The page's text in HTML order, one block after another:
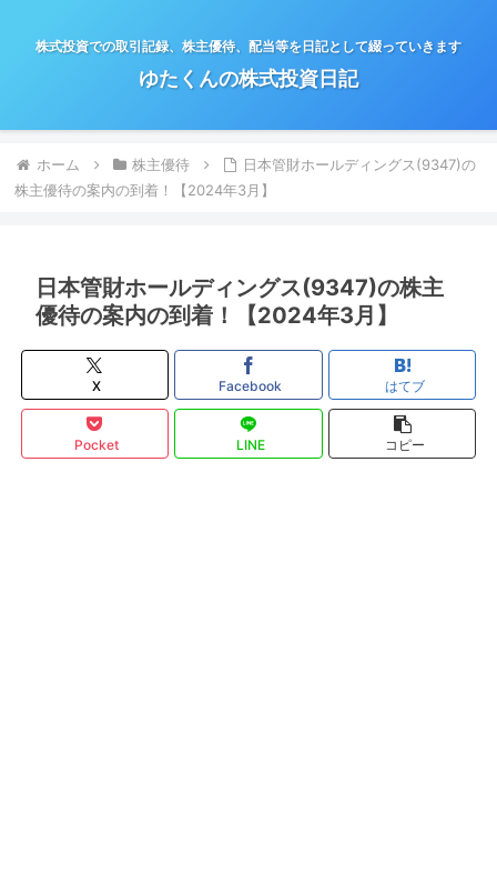
株式投資での取引記録、株主優待、配当等を日記として綴っていきます
ゆたくんの株式投資日記
ホーム 株主優待
日本管財ホールディングス(9347)の
株主優待の案内の到着！【2024年3月】
日本管財ホールディングス(9347)の株主
優待の案内の到着！【2024年3月】
X Facebook はてブ
Pocket LINE コピー